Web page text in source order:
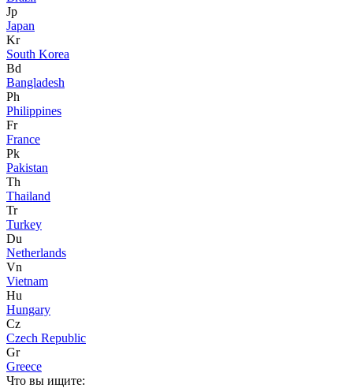
Jp
Japan
Kr
South Korea
Bd
Bangladesh
Ph
Philippines
Fr
France
Pk
Pakistan
Th
Thailand
Tr
Turkey
Du
Netherlands
Vn
Vietnam
Hu
Hungary
Cz
Czech Republic
Gr
Greece
Что вы ищите: